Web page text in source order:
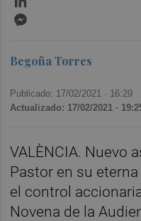
Begoña Torres
Publicado: 17/02/2021 · 16:29
Actualizado: 17/02/2021 ·
VALÈNCIA. Nuevo
Pastor en su
el control
Novena de la